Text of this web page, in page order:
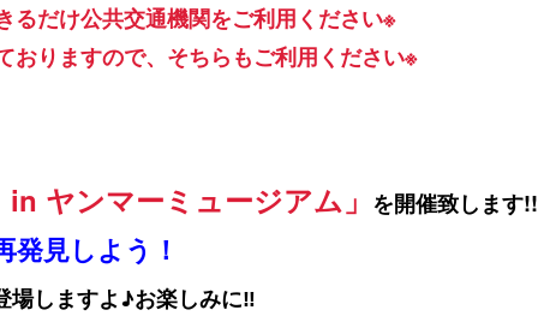
るだけ公共交通機関をご利用ください※
おりますので、そちらもご利用ください※
ヤンマーミュージアム」 を開催致します!!
見しよう！
場しますよ♪お楽しみに‼